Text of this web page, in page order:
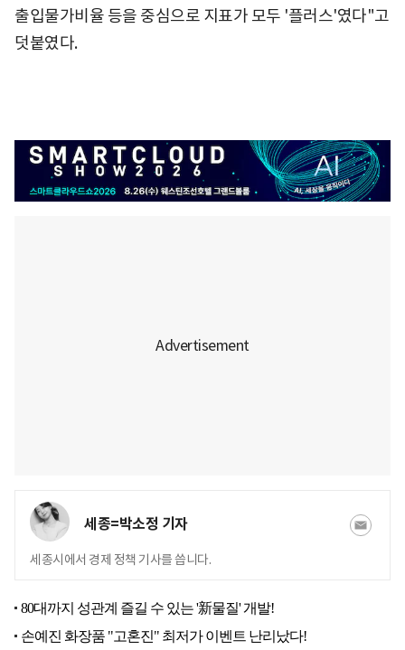
출입물가비율 등을 중심으로 지표가 모두 '플러스'였다"고
덧붙였다.
세종=박소정 기자
세종시에서 경제 정책 기사를 씁니다.